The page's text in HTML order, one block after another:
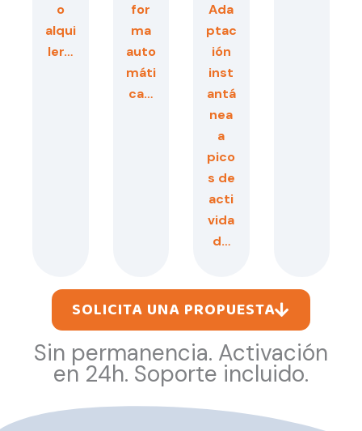
o
alqui
ler…
for
ma
auto
máti
ca…
Ada
ptac
ión
inst
antá
nea
a
pico
s de
acti
vida
d…
SOLICITA UNA PROPUESTA
Sin permanencia. Activación
en 24h. Soporte incluido.